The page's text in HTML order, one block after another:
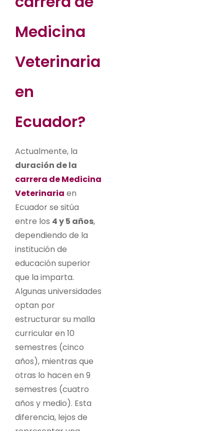
Medicina
Veterinaria
en
Ecuador?
Actualmente, la
duración de la
carrera de Medicina
Veterinaria en
Ecuador se sitúa
entre los 4 y 5 años,
dependiendo de la
institución de
educación superior
que la imparta.
Algunas universidades
optan por
estructurar su malla
curricular en 10
semestres (cinco
años), mientras que
otras lo hacen en 9
semestres (cuatro
años y medio). Esta
diferencia, lejos de